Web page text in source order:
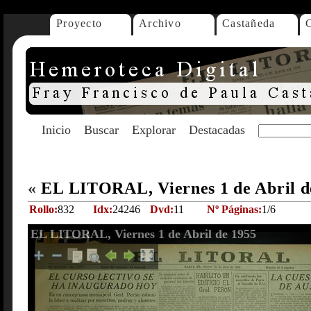
Proyecto Archivo Castañeda
Inicio Buscar Explorar Destacadas
« EL LITORAL, Viernes 1 de Abril
Rollo:832 Idx:24246 Dvd:11 Nº Páginas:1/6
EL LITORAL, Viernes 1 de Abril de 1955